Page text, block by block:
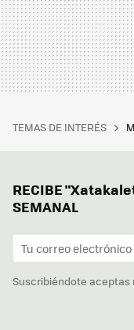
TEMAS DE INTERÉS
RECIBE
SEMANAL
Suscribiéndote aceptas